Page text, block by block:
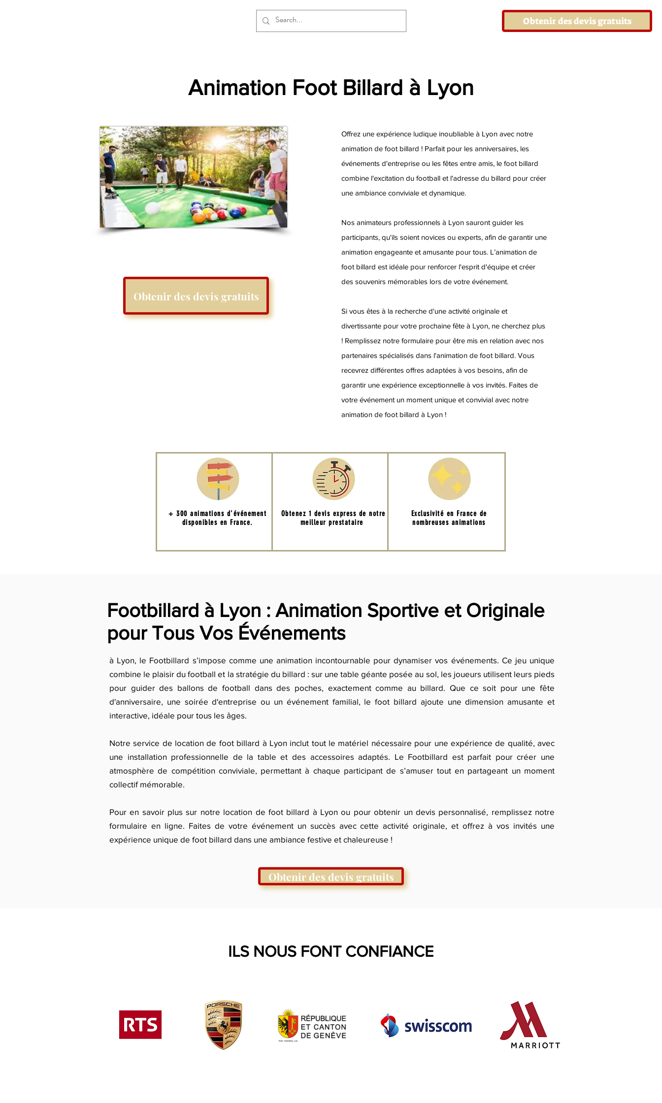
Obtenir des devis gratuits
Animation Foot Billard à Lyon
Obtenir des devis gratuits
Offrez une expérience ludique inoubliable à Lyon avec notre
animation de foot billard ! Parfait pour les anniversaires, les
événements d'entreprise ou les fêtes entre amis, le foot billard
combine l'excitation du football et l'adresse du billard pour créer
une ambiance conviviale et dynamique.
Nos animateurs professionnels à Lyon sauront guider les
participants, qu'ils soient novices ou experts, afin de garantir une
animation engageante et amusante pour tous. L’animation de
foot billard est idéale pour renforcer l'esprit d'équipe et créer
des souvenirs mémorables lors de votre événement.
Si vous êtes à la recherche d'une activité originale et
divertissante pour votre prochaine fête à Lyon, ne cherchez plus
! Remplissez notre formulaire pour être mis en relation avec nos
partenaires spécialisés dans l'animation de foot billard. Vous
recevrez différentes offres adaptées à vos besoins, afin de
garantir une expérience exceptionnelle à vos invités. Faites de
votre événement un moment unique et convivial avec notre
animation de foot billard à Lyon !
+ 300 animations d'événement
disponibles en France.
Obtenez 1 devis express de notre
meilleur prestataire
Exclusivité en France de
nombreuses animations
Footbillard à Lyon : Animation Sportive et Originale
pour Tous Vos Événements
à Lyon, le Footbillard s’impose comme une animation incontournable pour dynamiser vos événements. Ce jeu unique
combine le plaisir du football et la stratégie du billard : sur une table géante posée au sol, les joueurs utilisent leurs pieds
pour guider des ballons de football dans des poches, exactement comme au billard. Que ce soit pour une fête
d'anniversaire, une soirée d'entreprise ou un événement familial, le foot billard ajoute une dimension amusante et
interactive, idéale pour tous les âges.
Notre service de location de foot billard à Lyon inclut tout le matériel nécessaire pour une expérience de qualité, avec
une installation professionnelle de la table et des accessoires adaptés. Le Footbillard est parfait pour créer une
atmosphère de compétition conviviale, permettant à chaque participant de s’amuser tout en partageant un moment
collectif mémorable.
Pour en savoir plus sur notre location de foot billard à Lyon ou pour obtenir un devis personnalisé, remplissez notre
formulaire en ligne. Faites de votre événement un succès avec cette activité originale, et offrez à vos invités une
expérience unique de foot billard dans une ambiance festive et chaleureuse !
Obtenir des devis gratuits
ILS NOUS FONT CONFIANCE